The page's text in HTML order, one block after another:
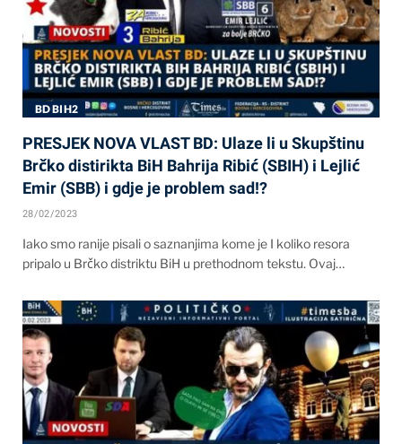
BD BIH2
PRESJEK NOVA VLAST BD: Ulaze li u Skupštinu
Brčko distirikta BiH Bahrija Ribić (SBIH) i Lejlić
Emir (SBB) i gdje je problem sad!?
28/02/2023
Iako smo ranije pisali o saznanjima kome je I koliko resora
pripalo u Brčko distriktu BiH u prethodnom tekstu. Ovaj…